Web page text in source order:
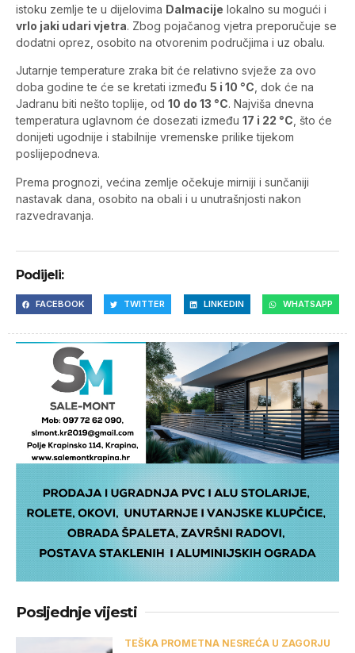
istoku zemlje te u dijelovima Dalmacije lokalno su mogući i
vrlo jaki udari vjetra. Zbog pojačanog vjetra preporučuje se
dodatni oprez, osobito na otvorenim područjima i uz obalu.
Jutarnje temperature zraka bit će relativno svježe za ovo
doba godine te će se kretati između 5 i 10 °C , dok će na
Jadranu biti nešto toplije, od 10 do 13 °C. Najviša dnevna
temperatura uglavnom će dosezati između 17 i 22 °C , što će
donijeti ugodnije i stabilnije vremenske prilike tijekom
poslijepodneva.
Prema prognozi, većina zemlje očekuje mirniji i sunčaniji
nastavak dana, osobito na obali i u unutrašnjosti nakon
razvedravanja.
Podijeli:
FACEBOOK TWITTER LINKEDIN WHATSAPP
Posljednje vijesti
TEŠKA PROMETNA NESREĆA U ZAGORJU